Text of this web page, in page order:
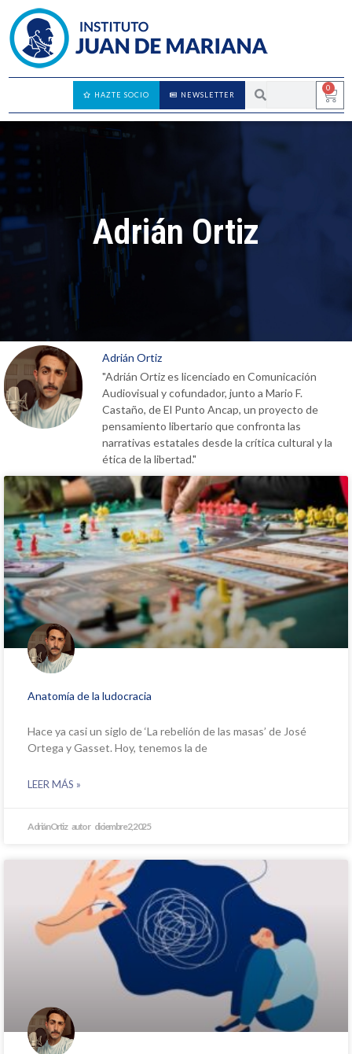
0
NEWSLETTER
HAZTE SOCIO
Adrián Ortiz
Adrián Ortiz
"Adrián Ortiz es licenciado en Comunicación
Audiovisual y cofundador, junto a Mario F.
Castaño, de El Punto Ancap, un proyecto de
pensamiento libertario que confronta las
narrativas estatales desde la crítica cultural y la
ética de la libertad."
Anatomía de la ludocracia
Hace ya casi un siglo de ‘La rebelión de las masas’ de José
Ortega y Gasset. Hoy, tenemos la de
LEER MÁS »
Adrián Ortiz diciembre 2, 2025